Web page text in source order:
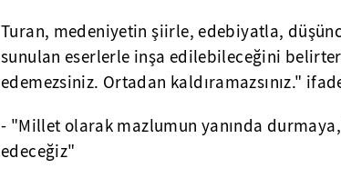
Turan, medeniyetin şiirle, edebiyatla,
sunulan eserlerle inşa edilebileceğini
edemezsiniz. Ortadan kaldıramazsınız."
- "Millet olarak mazlumun yanında
edeceğiz"